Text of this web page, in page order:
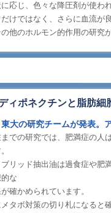
応じ、色々な降圧剤が使わ
だけではなく、さらに血流が
他のホルモン的作用の研究
ィポネクチンと脂肪細
東大の研究チームが発表。
での研究では、肥満症の人
リッド抽出油は過食症や肥
な
確かめられています。
タボ対策の切り札になると